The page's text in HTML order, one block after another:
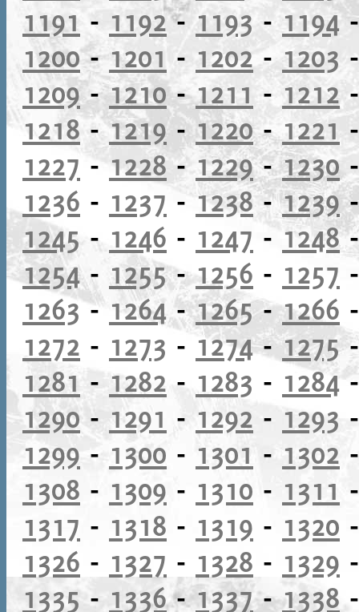
1191 - 1192-1193-1194
1200-1201 - 1202-1203
1209-1210-1211 -1212
1218-1219-1220-1221
1227 -1228-1229-1230
1236 - 1237 -1238-1239
1245- 1246 - 1247 - 1248
1254- 1255-1256 - 1257
1263- 1264-1265-1266
1272 - 1273 - 1274-1275
1281 -1282 - 1283 - 1284
1290- 1291 - 1292 - 1293
1299 - 1300 - 1301 - 1302
1308 - 1309 - 1310 - 1311
1317 - 1318 - 1319 - 1320
1326 - 1327 - 1328 - 1329
1335- 1336-1337-1338